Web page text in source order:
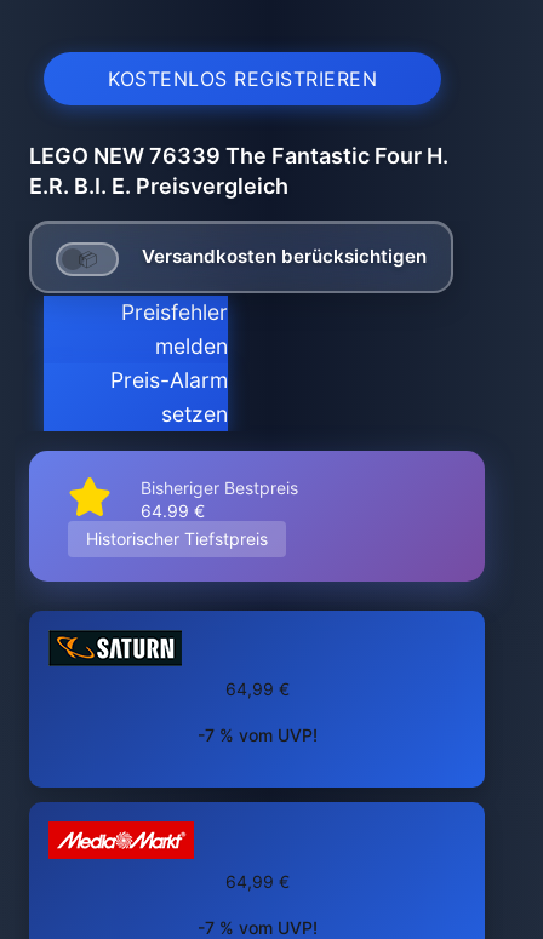
KOSTENLOS REGISTRIEREN
LEGO NEW 76339 The Fantastic Four H.
E.R. B.I. E. Preisvergleich
Versandkosten berücksichtigen
Preisfehler
melden
Preis-Alarm
setzen
Bisheriger Bestpreis
64.99 €
Historischer Tiefstpreis
64,99 €
-7 % vom UVP!
64,99 €
-7 % vom UVP!